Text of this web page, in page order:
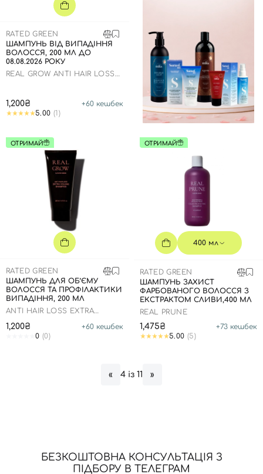
RATED GREEN
ШАМПУНЬ ВІД ВИПАДІННЯ
ВОЛОССЯ, 200 МЛ ДО
08.08.2026 РОКУ
REAL GROW ANTI HAIR LOSS
1,200₴ +60 кешбек
5.00 (1)
ОТРИМАЙ
RATED GREEN
ШАМПУНЬ ДЛЯ ОБ’ЄМУ
ВОЛОССЯ ТА ПРОФІЛАКТИКИ
ВИПАДІННЯ, 200 МЛ
ANTI HAIR LOSS EXTRA
1,200₴ +60 кешбек
0 (0)
ОТРИМАЙ
400 мл
RATED GREEN
ШАМПУНЬ ЗАХИСТ
ФАРБОВАНОГО ВОЛОССЯ З
ЕКСТРАКТОМ СЛИВИ,400 МЛ
REAL PRUNE
1,475₴ +73 кешбек
5.00 (5)
« 4 із 11 »
БЕЗКОШТОВНА КОНСУЛЬТАЦІЯ З
ПІДБОРУ В ТЕЛЕГРАМ
Номер телефону